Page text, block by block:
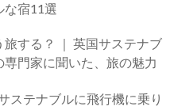
な宿11選
英国サステナブ
専門家に聞いた、旅の魅力
ステナブルに飛行機に乗り